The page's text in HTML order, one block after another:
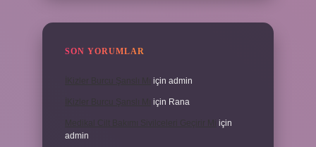
SON YORUMLAR
için admin
için Rana
için
admin